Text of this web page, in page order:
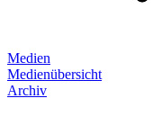
Medien
Medienübersicht
Archiv